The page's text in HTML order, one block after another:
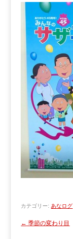
カテゴリー: あなログ
← 季節の変わり目